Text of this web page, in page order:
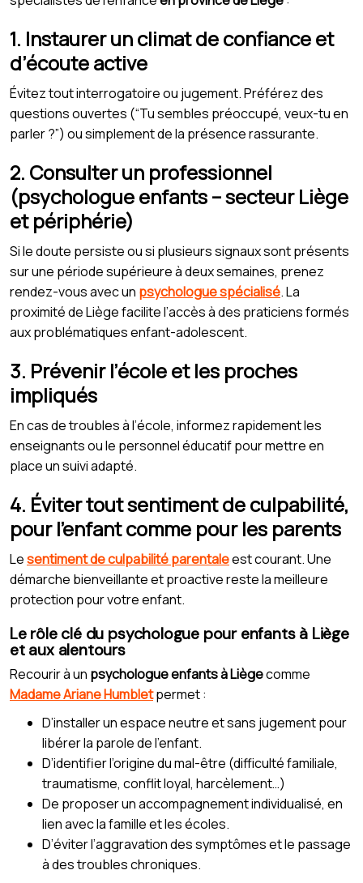
1. Instaurer un climat de confiance et
d’écoute active
Évitez tout interrogatoire ou jugement. Préférez des
questions ouvertes (“Tu sembles préoccupé, veux-tu en
parler ?”) ou simplement de la présence rassurante.
2. Consulter un professionnel
(psychologue enfants – secteur Liège
et périphérie)
Si le doute persiste ou si plusieurs signaux sont présents
sur une période supérieure à deux semaines, prenez
rendez-vous avec un psychologue spécialisé. La
proximité de Liège facilite l’accès à des praticiens formés
aux problématiques enfant-adolescent.
3. Prévenir l’école et les proches
impliqués
En cas de troubles à l’école, informez rapidement les
enseignants ou le personnel éducatif pour mettre en
place un suivi adapté.
4. Éviter tout sentiment de culpabilité,
pour l’enfant comme pour les parents
Lesentiment de culpabilité parentaleest courant. Une
démarche bienveillante et proactive reste la meilleure
protection pour votre enfant.
Le rôle clé du psychologue pour enfants à Liège
et aux alentours
Recourir à un psychologue enfants à Liègecomme
Madame Ariane Humbletpermet :
D’installer un espace neutre et sans jugement pour
libérer la parole de l’enfant.
D’identifier l’origine du mal-être (difficulté familiale,
traumatisme, conflit loyal, harcèlement…)
De proposer un accompagnement individualisé, en
lien avec la famille et les écoles.
D’éviter l’aggravation des symptômes et le passage
à des troubles chroniques.